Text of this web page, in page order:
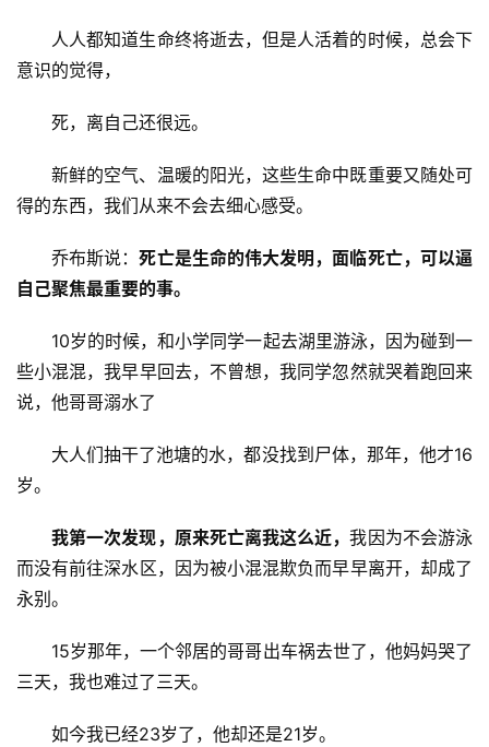
人人都知道生命终将逝去，但是人活着的时候，总会下
意识的觉得，
死，离自己还很远。
新鲜的空气、温暖的阳光，这些生命中既重要又随处可
得的东西，我们从来不会去细心感受。
乔布斯说：死亡是生命的伟大发明，面临死亡，可以逼
自己聚焦最重要的事。
10岁的时候，和小学同学一起去湖里游泳，因为碰到一
些小混混，我早早回去，不曾想，我同学忽然就哭着跑回来
说，他哥哥溺水了
大人们抽干了池塘的水，都没找到尸体，那年，他才16
岁。
我第一次发现，原来死亡离我这么近，我因为不会游泳
而没有前往深水区，因为被小混混欺负而早早离开，却成了
永别。
15岁那年，一个邻居的哥哥出车祸去世了，他妈妈哭了
三天，我也难过了三天。
如今我已经23岁了，他却还是21岁。